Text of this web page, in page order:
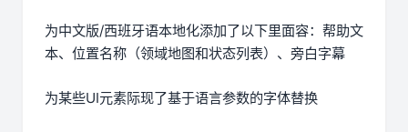
为中文版/西班牙语本地化添加了以下里面容：帮助文
本、位置名称（领域地图和状态列表）、旁白字幕
为某些UI元素际现了基于语言参数的字体替换